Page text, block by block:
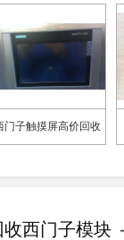
门子触摸屏高价回收
收西门子模块